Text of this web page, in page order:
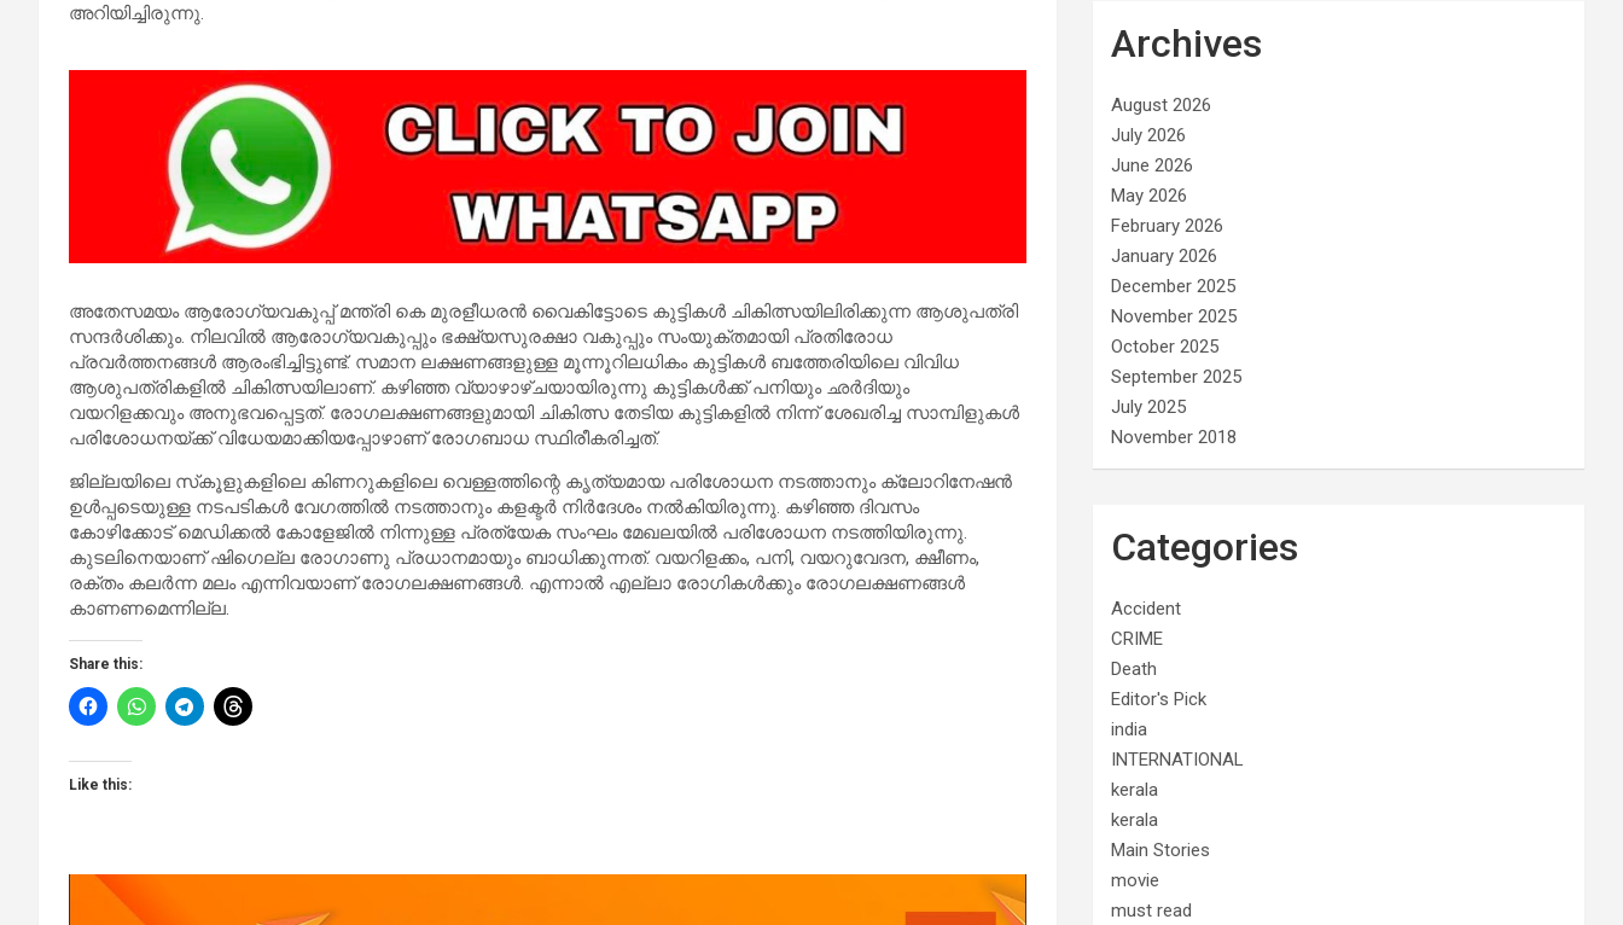
അറിയിച്ചിരുന്നു.
അതേസമയം ആരോഗ്യവകുപ്പ് മന്ത്രി കെ മുരളീധരന്‍ വൈകിട്ടോടെ കുട്ടികള്‍ ചികിത്സയിലിരിക്കുന്ന ആശുപത്രി
സന്ദര്‍ശിക്കും. നിലവില്‍ ആരോഗ്യവകുപ്പും ഭക്ഷ്യസുരക്ഷാ വകുപ്പും സംയുക്തമായി പ്രതിരോധ
പ്രവര്‍ത്തനങ്ങള്‍ ആരംഭിച്ചിട്ടുണ്ട്. സമാന ലക്ഷണങ്ങളുള്ള മൂന്നൂറിലധികം കുട്ടികള്‍ ബത്തേരിയിലെ വിവിധ
ആശുപത്രികളില്‍ ചികിത്സയിലാണ്. കഴിഞ്ഞ വ്യാഴാഴ്ചയായിരുന്നു കുട്ടികള്‍ക്ക് പനിയും ഛര്‍ദിയും
വയറിളക്കവും അനുഭവപ്പെട്ടത്. രോഗലക്ഷണങ്ങളുമായി ചികിത്സ തേടിയ കുട്ടികളില്‍ നിന്ന് ശേഖരിച്ച സാമ്പിളുകള്‍
പരിശോധനയ്ക്ക് വിധേയമാക്കിയപ്പോഴാണ് രോഗബാധ സ്ഥിരീകരിച്ചത്.
ജില്ലയിലെ സ്‌കൂളുകളിലെ കിണറുകളിലെ വെള്ളത്തിന്റെ കൃത്യമായ പരിശോധന നടത്താനും ക്ലോറിനേഷന്‍
ഉള്‍പ്പടെയുള്ള നടപടികള്‍ വേഗത്തില്‍ നടത്താനും കളക്ടര്‍ നിര്‍ദേശം നല്‍കിയിരുന്നു. കഴിഞ്ഞ ദിവസം
കോഴിക്കോട് മെഡിക്കല്‍ കോളേജില്‍ നിന്നുള്ള പ്രത്യേക സംഘം മേഖലയില്‍ പരിശോധന നടത്തിയിരുന്നു.
കുടലിനെയാണ് ഷിഗെല്ല രോഗാണു പ്രധാനമായും ബാധിക്കുന്നത്. വയറിളക്കം, പനി, വയറുവേദന, ക്ഷീണം,
രക്തം കലര്‍ന്ന മലം എന്നിവയാണ് രോഗലക്ഷണങ്ങള്‍. എന്നാല്‍ എല്ലാ രോഗികള്‍ക്കും രോഗലക്ഷണങ്ങള്‍
കാണണമെന്നില്ല.
Share this:
Like this:
Archives
August 2026
July 2026
June 2026
May 2026
February 2026
January 2026
December 2025
November 2025
October 2025
September 2025
July 2025
November 2018
Categories
Accident
CRIME
Death
Editor's Pick
india
INTERNATIONAL
kerala
kerala
Main Stories
movie
must read